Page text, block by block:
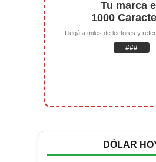
Tu marca
1000
Llegá a miles de lectores y
###
DÓLAR